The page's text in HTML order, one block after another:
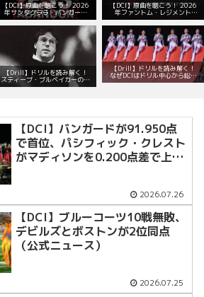
【DCI】原曲を聴こう！ 2026
年サンタクララ・バンガード
『With Reckless Abandon』
レパートリー！
【DCI】原曲を聴こう！ 2026
年ファントム・レジメント
『Bloodline』レパートリー！
【Drill】ドリルを読み解く！
スティーブ・ブルベイカーの数
学的で音楽的なドリル
【Drill】ドリルを読み解く！
なぜDCIはドリル中心から総合
演出へと変わったのか？
【DCI】バンガードが91.950点
で首位、パシフィック・クレスト
がマディソンを0.200点差で上回
2026.07.26
【DCI】ブルーコーツ10戦無敗、
デビルズとボストンが2位同点
（公式ニュース）
2026.07.25